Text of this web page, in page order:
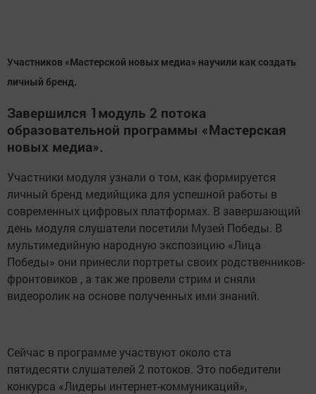
Участников «Мастерской новых медиа» научили как создать
личный бренд.
Завершился 1модуль 2 потока
образовательной программы «Мастерская
новых медиа».
Участники модуля узнали о том, как формируется
личный бренд медийщика для успешной работы в
современных цифровых платформах. В завершающий
день модуля слушатели посетили Музей Победы. В
мультимедийную народную экспозицию «Лица
Победы» они принесли портреты своих родственников-
фронтовиков , а так же провели стрим и сняли
видеоролик на основе полученных ими знаний.
Сейчас в программе участвуют около ста
пятидесяти слушателей 2 потоков. Это победители
конкурса «Лидеры интернет-коммуникаций»,